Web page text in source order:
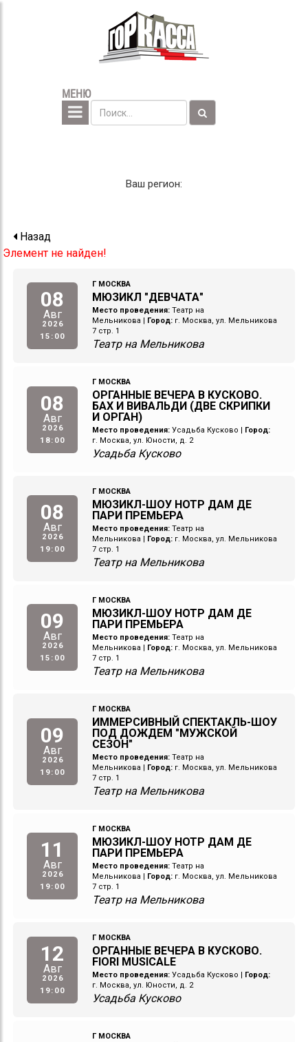
МЕНЮ
Ваш регион:
Назад
Элемент не найден!
08
Авг
2026
15:00
Г МОСКВА
МЮЗИКЛ "ДЕВЧАТА"
Место проведения: Театр на
Мельникова
Город: г. Москва, ул. Мельникова
7 стр. 1
Театр на Мельникова
08
Авг
2026
18:00
Г МОСКВА
ОРГАННЫЕ ВЕЧЕРА В КУСКОВО.
БАХ И ВИВАЛЬДИ (ДВЕ СКРИПКИ
И ОРГАН)
Место проведения: Усадьба Кусково
Город:
г. Москва, ул. Юности, д. 2
Усадьба Кусково
08
Авг
2026
19:00
Г МОСКВА
МЮЗИКЛ-ШОУ НОТР ДАМ ДЕ
ПАРИ ПРЕМЬЕРА
Место проведения: Театр на
Мельникова
Город: г. Москва, ул. Мельникова
7 стр. 1
Театр на Мельникова
09
Авг
2026
15:00
Г МОСКВА
МЮЗИКЛ-ШОУ НОТР ДАМ ДЕ
ПАРИ ПРЕМЬЕРА
Место проведения: Театр на
Мельникова
Город: г. Москва, ул. Мельникова
7 стр. 1
Театр на Мельникова
09
Авг
2026
19:00
Г МОСКВА
ИММЕРСИВНЫЙ СПЕКТАКЛЬ-ШОУ
ПОД ДОЖДЕМ "МУЖСКОЙ
СЕЗОН"
Место проведения: Театр на
Мельникова
Город: г. Москва, ул. Мельникова
7 стр. 1
Театр на Мельникова
11
Авг
2026
19:00
Г МОСКВА
МЮЗИКЛ-ШОУ НОТР ДАМ ДЕ
ПАРИ ПРЕМЬЕРА
Место проведения: Театр на
Мельникова
Город: г. Москва, ул. Мельникова
7 стр. 1
Театр на Мельникова
12
Авг
2026
19:00
Г МОСКВА
ОРГАННЫЕ ВЕЧЕРА В КУСКОВО.
FIORI MUSICALE
Место проведения: Усадьба Кусково
Город:
г. Москва, ул. Юности, д. 2
Усадьба Кусково
Г МОСКВА